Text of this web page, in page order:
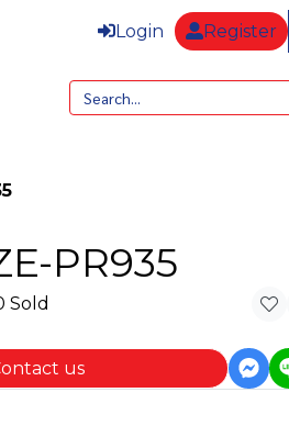
Login Register
PR935
Sold
us